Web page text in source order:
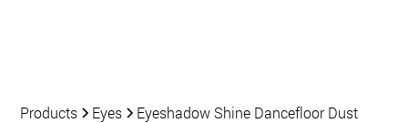
Products Eyes Eyeshadow Shine Dancefloor Dust